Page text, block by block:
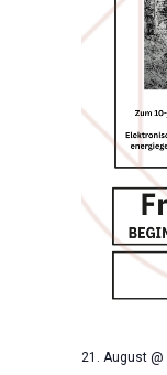
21. August @